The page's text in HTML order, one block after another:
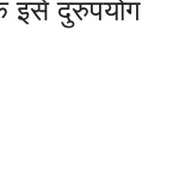
इसे दुरुपयोग